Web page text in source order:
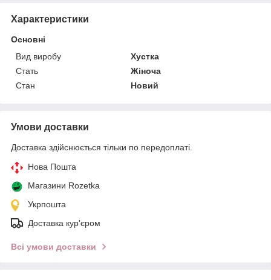
Характеристики
Основні
Вид виробу
Хустка
Стать
Жіноча
Стан
Новий
Умови доставки
Доставка здійснюється тільки по передоплаті.
Нова Пошта
Магазини Rozetka
Укрпошта
Доставка кур'єром
Всі умови доставки